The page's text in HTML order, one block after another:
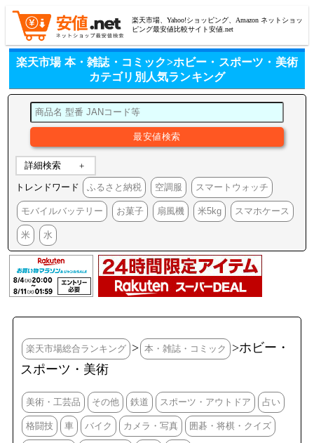
楽天市場、Yahoo!ショッピング、Amazon ネットショッ
ピング最安値比較サイト安値.net
楽天市場 本・雑誌・コミック>ホビー・スポーツ・美術
カテゴリ別人気ランキング
詳細検索
トレンドワード ふるさと納税 空調服 スマートウォッチ
モバイルバッテリー お菓子 扇風機 米5kg スマホケース
米 水
楽天市場総合ランキング > 本・雑誌・コミック
>ホビー・
スポーツ・美術
美術・工芸品 その他 鉄道 スポーツ・アウトドア 占い
格闘技 車 バイク カメラ・写真 囲碁・将棋・クイズ